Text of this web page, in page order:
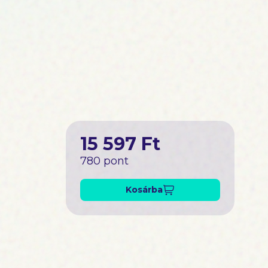
15 597 Ft
780 pont
Kosárba